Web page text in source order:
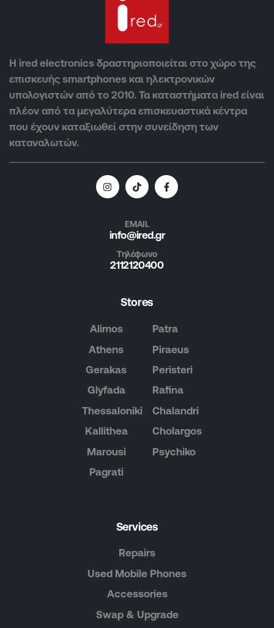
Η ired electronics δραστηριοποιείται στο χώρο της
επισκευής smartphones και ηλεκτρονικών
υπολογιστών από το 2010. Τα καταστήματα ired είναι
πλέον από τα μεγαλύτερα επισκευαστικά κέντρα
που έχουν καταξιωθεί στην συνείδηση των
καταναλωτών.
EMAIL
info@ired.gr
Τηλέφωνο
2112120400
Stores
Alimos
Athens
Gerakas
Glyfada
Thessaloniki
Kallithea
Marousi
Pagrati
Patra
Piraeus
Peristeri
Rafina
Chalandri
Cholargos
Psychiko
Services
Repairs
Used Mobile Phones
Accessories
Swap & Upgrade